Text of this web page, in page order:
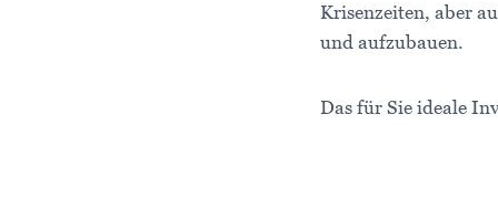
Krisenzeiten, aber
und aufzubauen.
Das für Sie ideale